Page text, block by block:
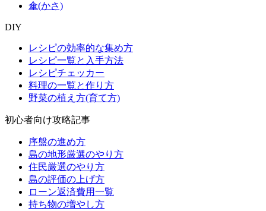
傘(かさ)
DIY
レシピの効率的な集め方
レシピ一覧と入手方法
レシピチェッカー
料理の一覧と作り方
野菜の植え方(育て方)
初心者向け攻略記事
序盤の進め方
島の地形厳選のやり方
住民厳選のやり方
島の評価の上げ方
ローン返済費用一覧
持ち物の増やし方